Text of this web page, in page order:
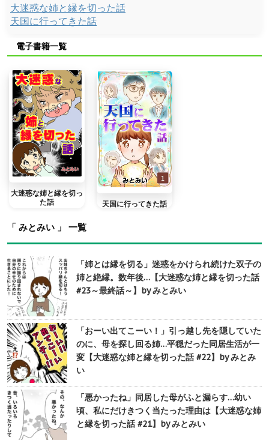
大迷惑な姉と縁を切った話
天国に行ってきた話
電子書籍一覧
大迷惑な姉と縁を切っ
た話
天国に行ってきた話
「 みとみい 」 一覧
「姉とは縁を切る」迷惑をかけられ続けた双子の
姉と絶縁。数年後…【大迷惑な姉と縁を切った話
#23～最終話～】by みとみい
「おーい出てこーい！」引っ越し先を隠していた
のに、母を探し回る姉…平穏だった同居生活が一
変【大迷惑な姉と縁を切った話 #22】by みとみ
い
「悪かったね」同居した母がふと漏らす…幼い
頃、私にだけきつく当たった理由は【大迷惑な姉
と縁を切った話 #21】by みとみい